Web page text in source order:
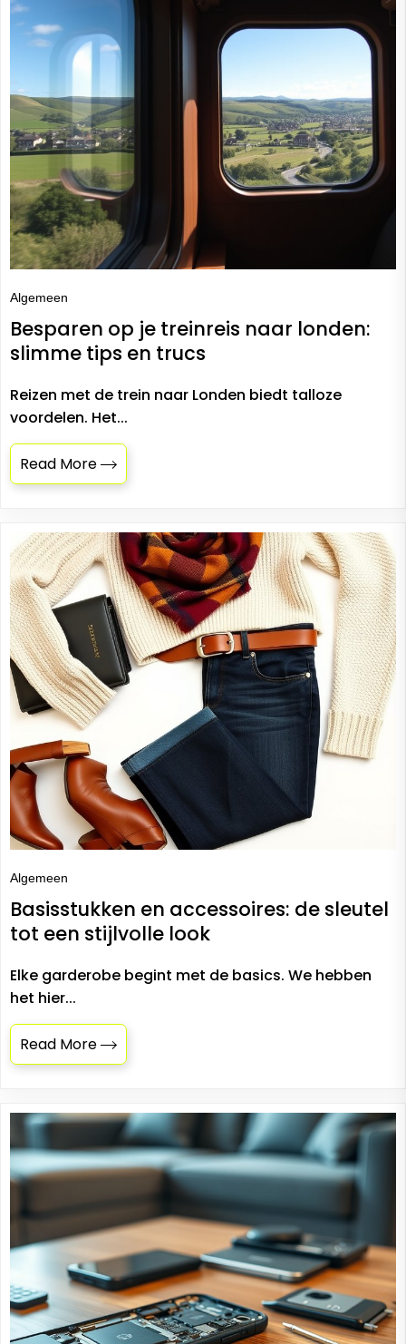
Algemeen
Besparen op je treinreis naar londen:
slimme tips en trucs
Reizen met de trein naar Londen biedt talloze
voordelen. Het...
Read More
Algemeen
Basisstukken en accessoires: de sleutel
tot een stijlvolle look
Elke garderobe begint met de basics. We hebben
het hier...
Read More